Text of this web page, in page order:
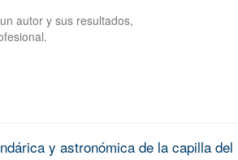
autor y sus resultados,
y astronómica de la capilla